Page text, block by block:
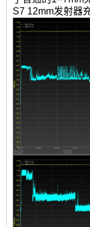
S7 12mm发射器